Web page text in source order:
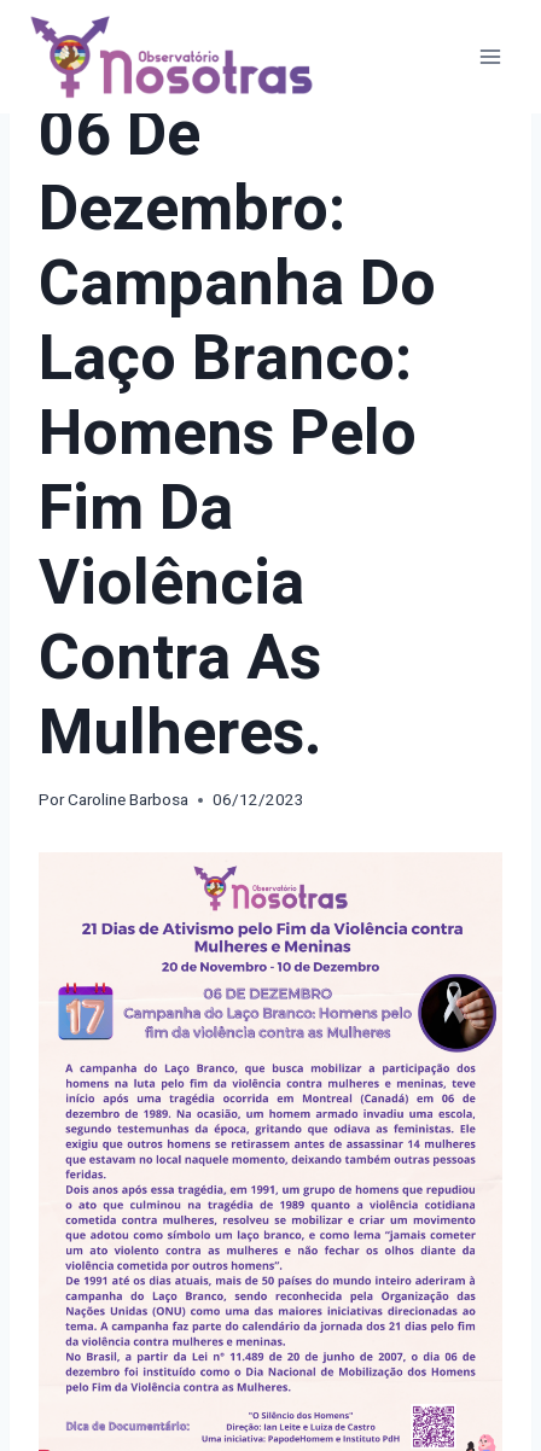
Pular
Conteúdo
21 DIAS DE ATIVISMO
06 De
Dezembro:
Campanha Do
Laço Branco:
Homens Pelo
Fim Da
Violência
Contra As
Mulheres.
PorCaroline Barbosa 06/12/2023